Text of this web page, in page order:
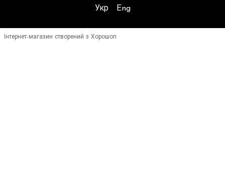
Укр Eng
Інтернет-магазин створений з Хорошоп